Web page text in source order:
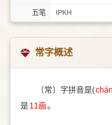
五笔 IPKH
常字概述
〔常〕字拼音是(
是 11画。